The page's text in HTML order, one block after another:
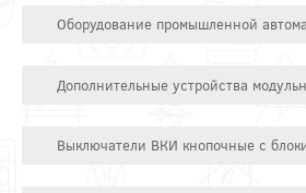
Оборудование промышленной
Дополнительные устройства
Выключатели ВКИ кнопочные с